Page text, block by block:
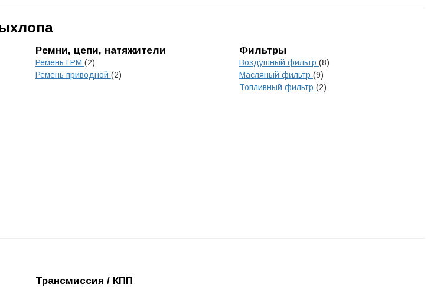
Ремни, цепи, натяжители
Ремень ГРМ (2)
Ремень приводной (2)
Фильтры
Воздушный фильтр (8)
Масляный фильтр (9)
Топливный фильтр (2)
Трансмиссия / КПП